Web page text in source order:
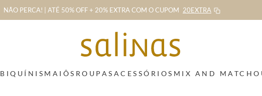
NÃO PERCA! | ATÉ 50% OFF + 20% EXTRA COM O CUPOM 20EXTRA
BIQUÍNIS MAIÔS ROUPAS ACESSÓRIOS MIX AND MATCH